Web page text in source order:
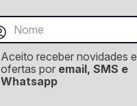
Aceito receber novidades e
ofertas por email, SMS e
Whatsapp